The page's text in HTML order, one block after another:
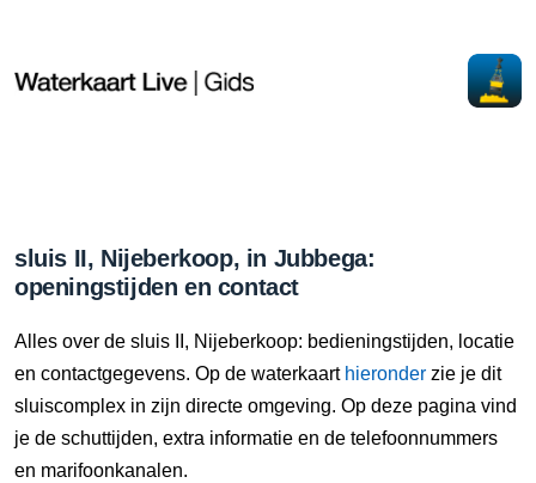
sluis II, Nijeberkoop, in Jubbega:
openingstijden en contact
Alles over de sluis II, Nijeberkoop: bedieningstijden, locatie
en contactgegevens. Op de waterkaart hieronder zie je dit
sluiscomplex in zijn directe omgeving. Op deze pagina vind
je de schuttijden, extra informatie en de telefoonnummers
en marifoonkanalen.